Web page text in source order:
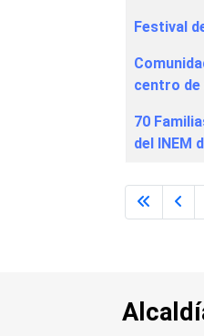
Festival
centro
70
del INEM